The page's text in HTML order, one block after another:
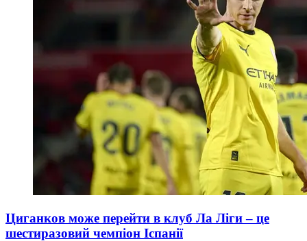
Циганков може перейти в клуб Ла Ліги – це
шестиразовий чемпіон Іспанії